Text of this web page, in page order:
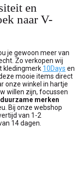
en
naar V-
je gewoon meer van
Zo verkopen wij
kledingmerk 10Days en
mooie items direct
onze winkel in hartje
willen zijn, focussen
duurzame merken
Bij onze webshop
van 1-2
14 dagen.